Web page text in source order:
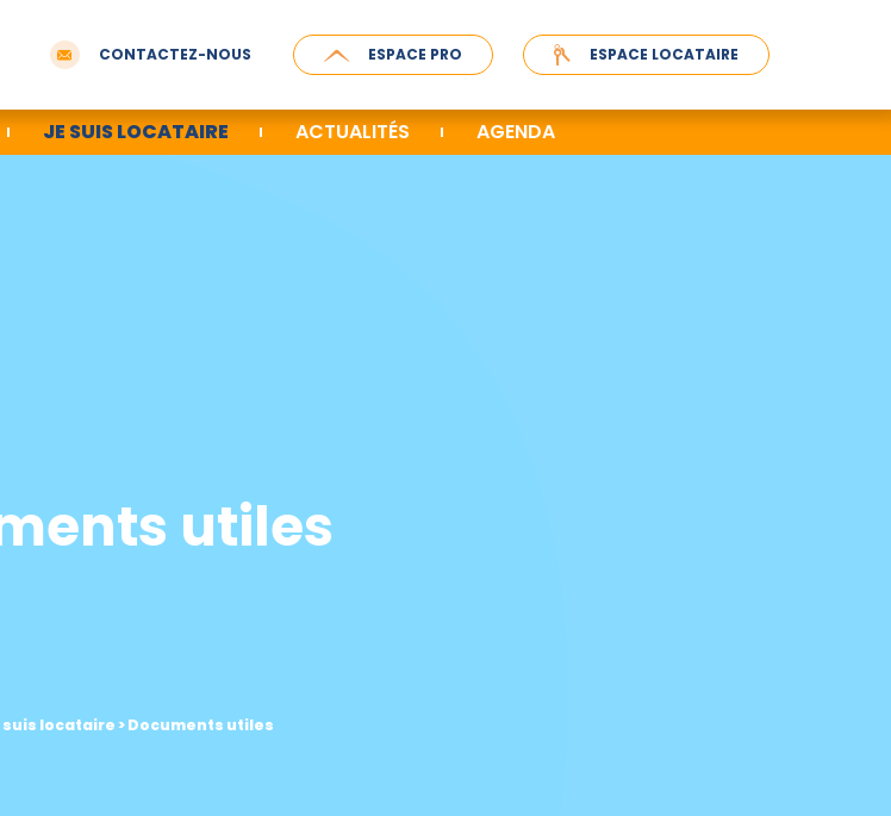
CONTACTEZ-NOUS ESPACE PRO ESPACE LOCATAIRE
JE SUIS LOCATAIRE ACTUALITÉS AGENDA
utiles
suis locataire >Documents utiles